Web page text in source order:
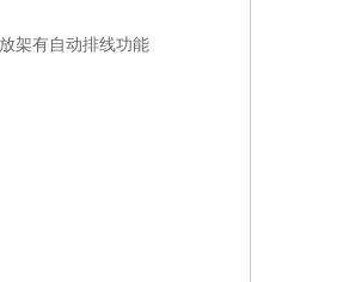
架有自动排线功能